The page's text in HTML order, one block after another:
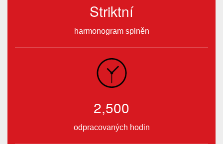
Striktní
harmonogram splněn
2,500
odpracovaných hodin